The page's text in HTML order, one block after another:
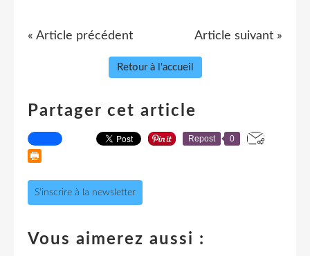
« Article précédent Article suivant »
Retour à l'accueil
Partager cet article
Repost 0
S'inscrire à la newsletter
Vous aimerez aussi :